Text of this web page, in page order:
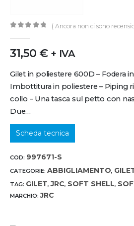
( Ancora non ci sono
31,50 € + IVA
Gilet in poliestere 600D – Fodera
Imbottitura in poliestere – Piping
collo – Una tasca sul petto con
Due…
Scheda tecnica
COD: 997671-S
CATEGORIE: ABBIGLIAMENTO,
TAG: GILET,JRC, SOFT SHELL,
MARCHIO:JRC